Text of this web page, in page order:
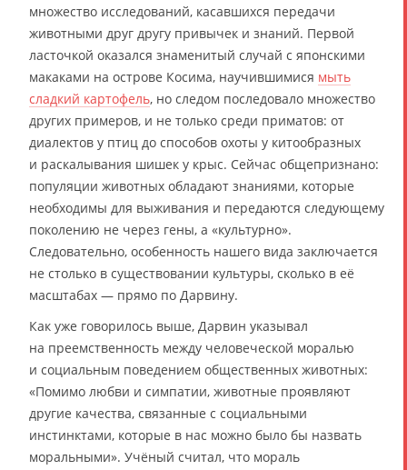
множество исследований, касавшихся передачи
животными друг другу привычек и знаний. Первой
ласточкой оказался знаменитый случай с японскими
макаками на острове Косима, научившимися мыть
сладкий картофель, но следом последовало множество
других примеров, и не только среди приматов: от
диалектов у птиц до способов охоты у китообразных
и раскалывания шишек у крыс. Сейчас общепризнано:
популяции животных обладают знаниями, которые
необходимы для выживания и передаются следующему
поколению не через гены, а «культурно».
Следовательно, особенность нашего вида заключается
не столько в существовании культуры, сколько в её
масштабах — прямо по Дарвину.
Как уже говорилось выше, Дарвин указывал
на преемственность между человеческой моралью
и социальным поведением общественных животных:
«Помимо любви и симпатии, животные проявляют
другие качества, связанные с социальными
инстинктами, которые в нас можно было бы назвать
моральными». Учёный считал, что мораль